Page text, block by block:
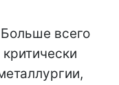
всего
критически